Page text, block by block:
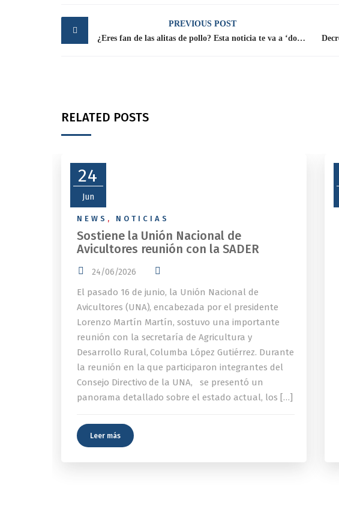
Post
navigation
PREVIOUS POST
¿Eres fan de las alitas de pollo? Esta noticia te va a ‘doler’
RELATED POSTS
24
Jun
NEWS , NOTICIAS
Sostiene la Unión Nacional de
Avicultores reunión con la SADER
24/06/2026
El pasado 16 de junio, la Unión Nacional de
Avicultores (UNA), encabezada por el presidente
Lorenzo Martín Martín, sostuvo una importante
reunión con la secretaría de Agricultura y
Desarrollo Rural, Columba López Gutiérrez. Durante
la reunión en la que participaron integrantes del
Consejo Directivo de la UNA, se presentó un
panorama detallado sobre el estado actual, los […]
Leer más